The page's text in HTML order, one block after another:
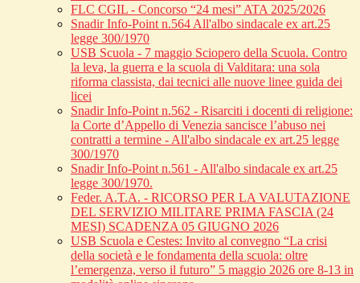
FLC CGIL - Concorso “24 mesi” ATA 2025/2026
Snadir Info-Point n.564 All'albo sindacale ex art.25
legge 300/1970
USB Scuola - 7 maggio Sciopero della Scuola. Contro
la leva, la guerra e la scuola di Valditara: una sola
riforma classista, dai tecnici alle nuove linee guida dei
licei
Snadir Info-Point n.562 - Risarciti i docenti di religione:
la Corte d’Appello di Venezia sancisce l’abuso nei
contratti a termine - All'albo sindacale ex art.25 legge
300/1970
Snadir Info-Point n.561 - All'albo sindacale ex art.25
legge 300/1970.
Feder. A.T.A. - RICORSO PER LA VALUTAZIONE
DEL SERVIZIO MILITARE PRIMA FASCIA (24
MESI) SCADENZA 05 GIUGNO 2026
USB Scuola e Cestes: Invito al convegno “La crisi
della società e le fondamenta della scuola: oltre
l’emergenza, verso il futuro” 5 maggio 2026 ore 8-13 in